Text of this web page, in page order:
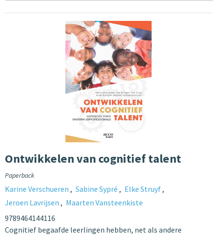
Ontwikkelen van cognitief talent
Paperback
Karine Verschueren Sabine Sypré
Elke Struyf
Jeroen Lavrijsen
Maarten Vansteenkiste
9789464144116
Cognitief begaafde leerlingen hebben, net als andere